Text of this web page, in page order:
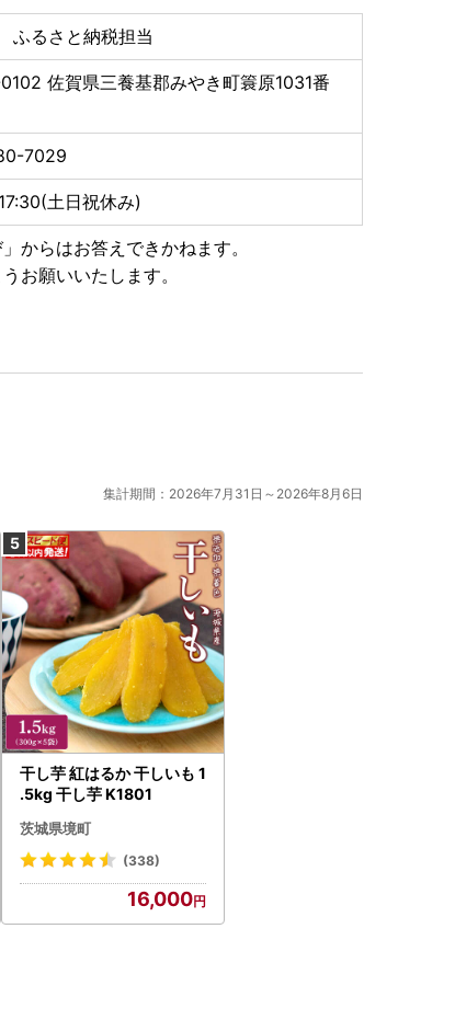
かじめご了承ください。
例申請書）の送付について ■
わせて期限内に下記へご郵送下さい。
るさと納税担当
佐賀県三養基郡みやき町簑原1031番
7029
土日祝休み)
からはお答えできかねます。
お願いいたします。
集計期間：2026年7月31日～2026年8月6日
干し芋 紅はるか 干しいも 1
.5kg 干し芋 K1801
茨城県境町
(338)
16,000